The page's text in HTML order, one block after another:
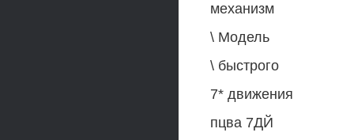
механизм
\ Модель
\ быстрого
7* движения
пцва 7ДЙ